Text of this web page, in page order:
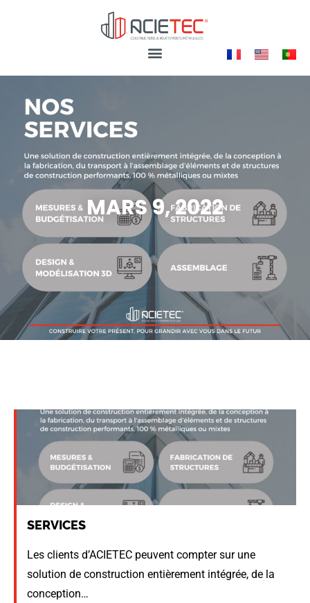
MARS 9, 2022
SERVICES
Les clients d’ACIETEC peuvent compter sur une
solution de construction entièrement intégrée, de la
conception…